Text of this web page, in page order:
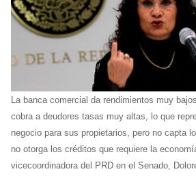
La banca comercial da rendimientos muy
cobra a deudores tasas muy altas, lo que
negocio para sus propietarios, pero no capta
no otorga los créditos que requiere la
vicecoordinadora del PRD en el Senado,